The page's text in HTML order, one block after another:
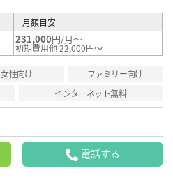
月額目安
231,000円/月～
初期費用他 22,000円～
女性向け
ファミリー向け
インターネット無料
電話する